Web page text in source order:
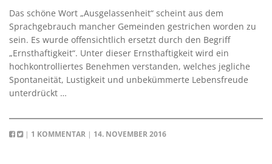
Das schöne Wort „Ausgelassenheit“ scheint aus dem
Sprachgebrauch mancher Gemeinden gestrichen worden zu
sein. Es wurde offensichtlich ersetzt durch den Begriff
„Ernsthaftigkeit“. Unter dieser Ernsthaftigkeit wird ein
hochkontrolliertes Benehmen verstanden, welches jegliche
Spontaneität, Lustigkeit und unbekümmerte Lebensfreude
unterdrückt …
| 1 KOMMENTAR | 14. NOVEMBER 2016